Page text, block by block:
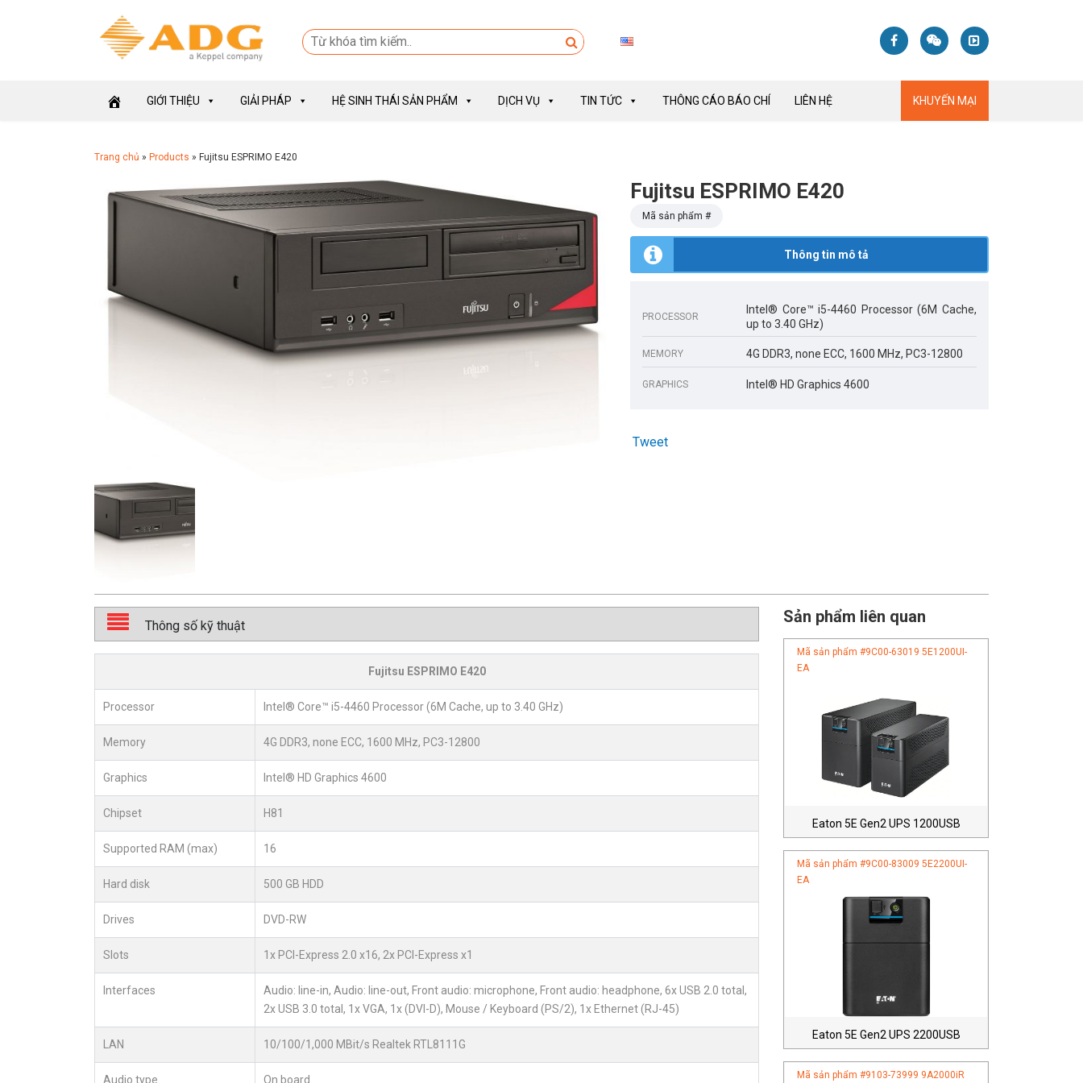
GIỚI THIỆU GIẢI PHÁP HỆ SINH THÁI SẢN PHẨM DỊCH VỤ TIN TỨC THÔNG CÁO BÁO CHÍ LIÊN HỆ KHUYẾN MẠI
Trang chủ » Products » Fujitsu ESPRIMO E420
Fujitsu ESPRIMO E420
Mã sản phẩm #
Thông tin mô tả
PROCESSOR
Intel® Core™ i5-4460 Processor (6M Cache,
up to 3.40 GHz)
MEMORY 4G DDR3, none ECC, 1600 MHz, PC3-12800
GRAPHICS Intel® HD Graphics 4600
Tweet
Thông số kỹ thuật
Fujitsu ESPRIMO E420
Processor Intel® Core™ i5-4460 Processor (6M Cache, up to 3.40 GHz)
Memory 4G DDR3, none ECC, 1600 MHz, PC3-12800
Graphics Intel® HD Graphics 4600
Chipset H81
Supported RAM (max) 16
Hard disk 500 GB HDD
Drives DVD-RW
Slots 1x PCI-Express 2.0 x16, 2x PCI-Express x1
Interfaces
Audio: line-in, Audio: line-out, Front audio: microphone, Front audio: headphone, 6x USB 2.0 total,
2x USB 3.0 total, 1x VGA, 1x (DVI-D), Mouse / Keyboard (PS/2), 1x Ethernet (RJ-45)
LAN 10/100/1,000 MBit/s Realtek RTL8111G
Audio type On board
Sản phẩm liên quan
Mã sản phẩm #9C00-63019 5E1200UI-
EA
Eaton 5E Gen2 UPS 1200USB
Mã sản phẩm #9C00-83009 5E2200UI-
EA
Eaton 5E Gen2 UPS 2200USB
Mã sản phẩm #9103-73999 9A2000iR